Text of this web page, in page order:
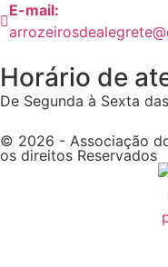
E-mail:
Horário de
De Segunda à Sexta
© 2026 - Associação
os direitos Reservados